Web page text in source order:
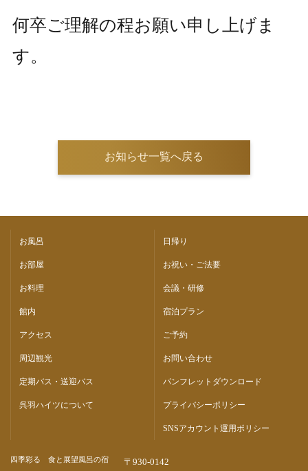
何卒ご理解の程お願い申し上げま
す。
お知らせ一覧へ戻る
四季彩る 食と展望風呂の宿 〒930-0142
お風呂
お部屋
お料理
館内
日帰り
お祝い・ご法要
会議・研修
宿泊プラン
アクセス
周辺観光
定期バス・送迎バス
呉羽ハイツについて
ご予約
お問い合わせ
パンフレットダウンロード
プライバシーポリシー
SNSアカウント運用ポリシー